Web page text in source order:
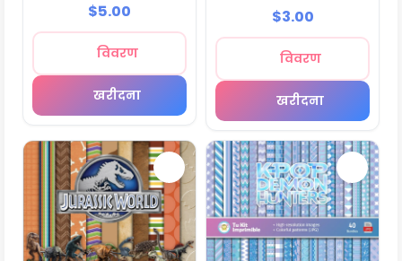
$5.00
विवरण
खरीदना
$3.00
विवरण
खरीदना